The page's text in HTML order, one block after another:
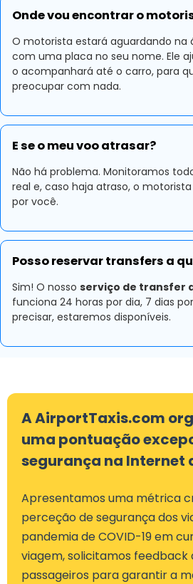
Onde vou encontrar o
O motorista estará aguardando na
com uma placa no seu nome. Ele
o acompanhará até o carro, para
preocupar com nada.
E se o meu voo atrasar?
Não há problema. Monitoramos
real e, caso haja atraso, o
por você.
Posso reservar transfers a
Sim! O nosso serviço de transfer
funciona 24 horas por dia, 7 dias
precisar, estaremos disponíveis.
A AirportTaxis.com
uma pontuação
segurança na Internet
Apresentamos uma métrica
perceção de segurança dos
pandemia de COVID-19 em
viagem, solicitamos feedback
passageiros para garantir a